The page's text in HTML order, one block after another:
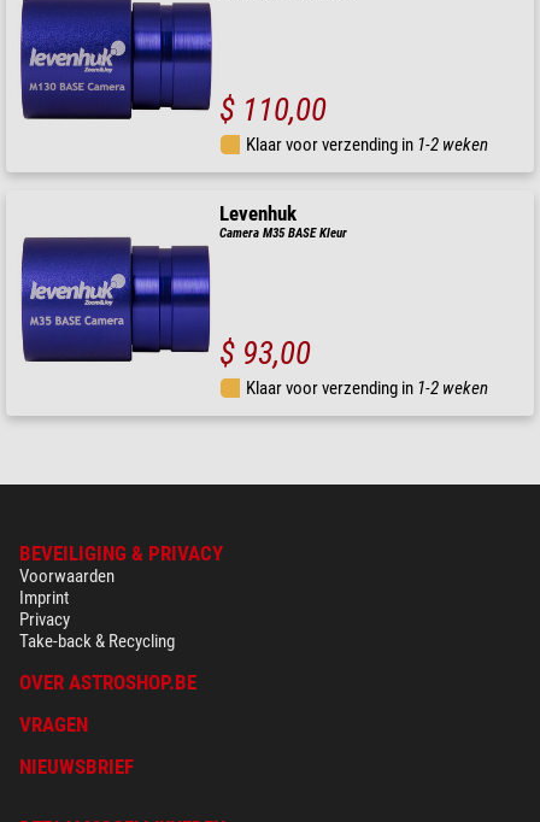
$ 110,00
Klaar voor verzending in 1-2 weken
Levenhuk
Camera M35 BASE Kleur
$ 93,00
Klaar voor verzending in 1-2 weken
BEVEILIGING & PRIVACY
Voorwaarden
Imprint
Privacy
Take-back & Recycling
OVER ASTROSHOP.BE
VRAGEN
NIEUWSBRIEF